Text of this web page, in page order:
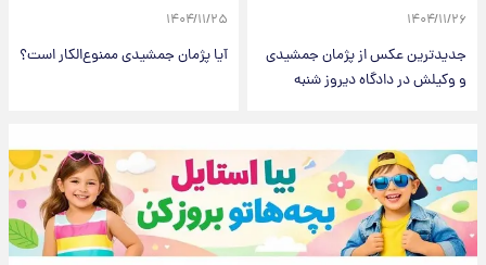
۱۴۰۴/۱۱/۲۶
جدیدترین عکس از پژمان جمشیدی
و وکیلش در دادگاه دیروز شنبه
۱۴۰۴/۱۱/۲۵
آیا پژمان جمشیدی ممنوع‌الکار است؟